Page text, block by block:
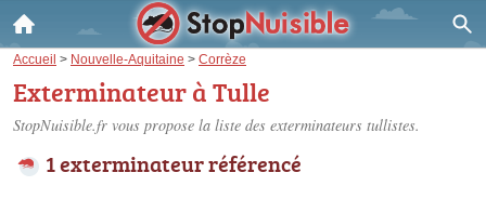
Accueil > Nouvelle-Aquitaine > Corrèze
Exterminateur à Tulle
StopNuisible.fr vous propose la liste des exterminateurs tullistes.
1 exterminateur référencé